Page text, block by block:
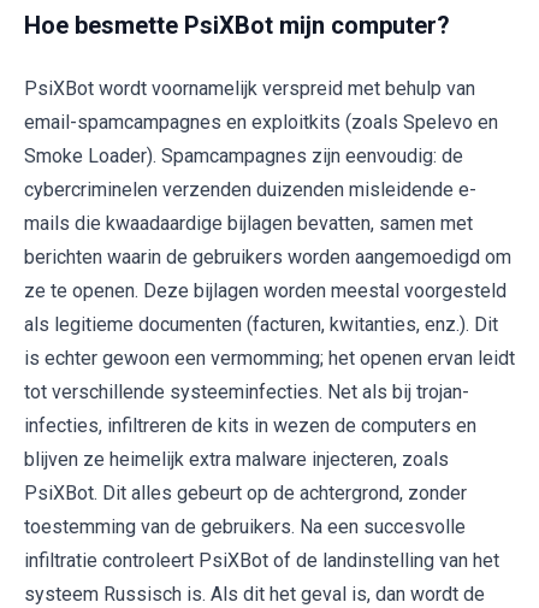
Hoe besmette PsiXBot mijn computer?
PsiXBot wordt voornamelijk verspreid met behulp van
email-spamcampagnes en exploitkits (zoals Spelevo en
Smoke Loader). Spamcampagnes zijn eenvoudig: de
cybercriminelen verzenden duizenden misleidende e-
mails die kwaadaardige bijlagen bevatten, samen met
berichten waarin de gebruikers worden aangemoedigd om
ze te openen. Deze bijlagen worden meestal voorgesteld
als legitieme documenten (facturen, kwitanties, enz.). Dit
is echter gewoon een vermomming; het openen ervan leidt
tot verschillende systeeminfecties. Net als bij trojan-
infecties, infiltreren de kits in wezen de computers en
blijven ze heimelijk extra malware injecteren, zoals
PsiXBot. Dit alles gebeurt op de achtergrond, zonder
toestemming van de gebruikers. Na een succesvolle
infiltratie controleert PsiXBot of de landinstelling van het
systeem Russisch is. Als dit het geval is, dan wordt de